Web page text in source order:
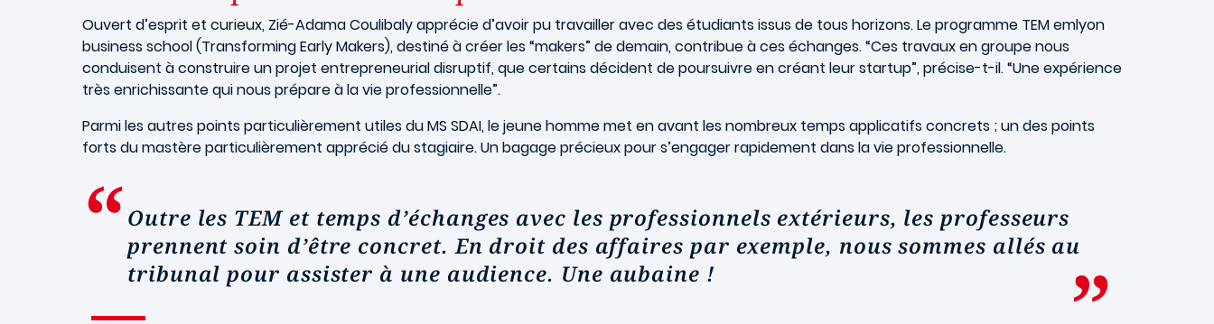
Ouvert d’esprit et curieux, Zié-Adama Coulibaly apprécie d’avoir pu travailler avec des étudiants issus de tous horizons. Le programme TEM emlyon
business school (Transforming Early Makers), destiné à créer les “makers” de demain, contribue à ces échanges. “Ces travaux en groupe nous
conduisent à construire un projet entrepreneurial disruptif, que certains décident de poursuivre en créant leur startup”, précise-t-il. “Une expérience
très enrichissante qui nous prépare à la vie professionnelle”.
Parmi les autres points particulièrement utiles du MS SDAI, le jeune homme met en avant les nombreux temps applicatifs concrets ; un des points
forts du mastère particulièrement apprécié du stagiaire. Un bagage précieux pour s’engager rapidement dans la vie professionnelle.
Outre les TEM et temps d’échanges avec les professionnels extérieurs, les professeurs
prennent soin d’être concret. En droit des affaires par exemple, nous sommes allés au
tribunal pour assister à une audience. Une aubaine !